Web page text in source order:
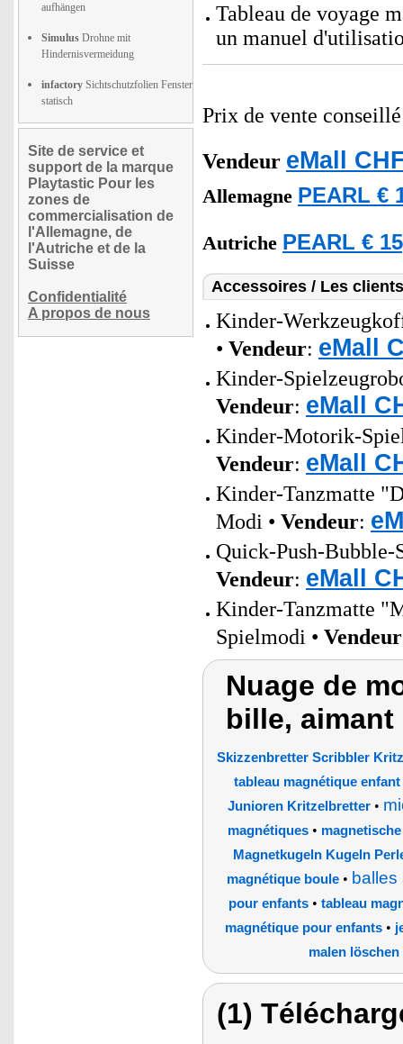
aufhängen
Simulus Drohne mit
Hindernisvermeidung
infactory Sichtschutzfolien Fenster
statisch
Site de service et
support de la marque
Playtastic Pour les
zones de
commercialisation de
l'Allemagne, de
l'Autriche et de la
Suisse
Confidentialité
A propos de nous
Tableau de voyage
un manuel
Prix de vente
Vendeur eMall
Allemagne PEARL €
Autriche PEARL €
Accessoires / Les
Kinder-
• Vendeur: eMall
Kinder-
Vendeur: eMall
Kinder-Motorik-
Vendeur: eMall
Kinder-Tanzmatte
Modi • Vendeur:
Quick-Push-
Vendeur: eMall
Kinder-Tanzmatte
Spielmodi • Vendeur
Nuage de
bille, aimant
Skizzenbretter Scribbler
tableau magnétique enfant
Junioren Kritzelbretter•
magnétiques•
Magnetkugeln Kugeln
magnétique boule •
pour enfants • tableau
magnétique pour enfants•
malen
(1)